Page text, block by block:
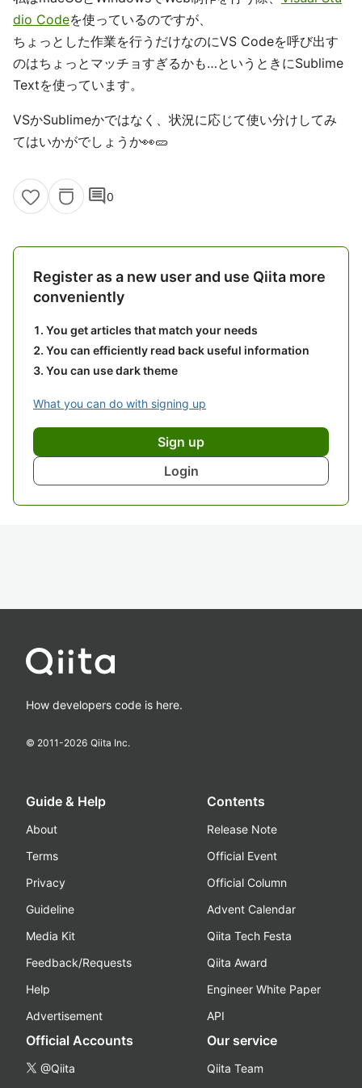
dio Codeを使っているのですが、
ちょっとした作業を行うだけなのにVS Codeを呼び出す
のはちょっとマッチョすぎるかも…というときにSublime
Textを使っています。
VSかSublimeかではなく、状況に応じて使い分けしてみ
てはいかがでしょうか👀🥒
comment0
Register as a new user and use Qiita more
conveniently
You get articles that match your needs
You can efficiently read back useful information
You can use dark theme
What you can do with signing up
Sign up
Login
How developers code is here.
© 2011-2026 Qiita Inc.
Guide & Help
About
Terms
Privacy
Guideline
Media Kit
Feedback/Requests
Help
Advertisement
Contents
Release Note
Official Event
Official Column
Advent Calendar
Qiita Tech Festa
Qiita Award
Engineer White Paper
API
Official Accounts
@Qiita
Our service
Qiita Team